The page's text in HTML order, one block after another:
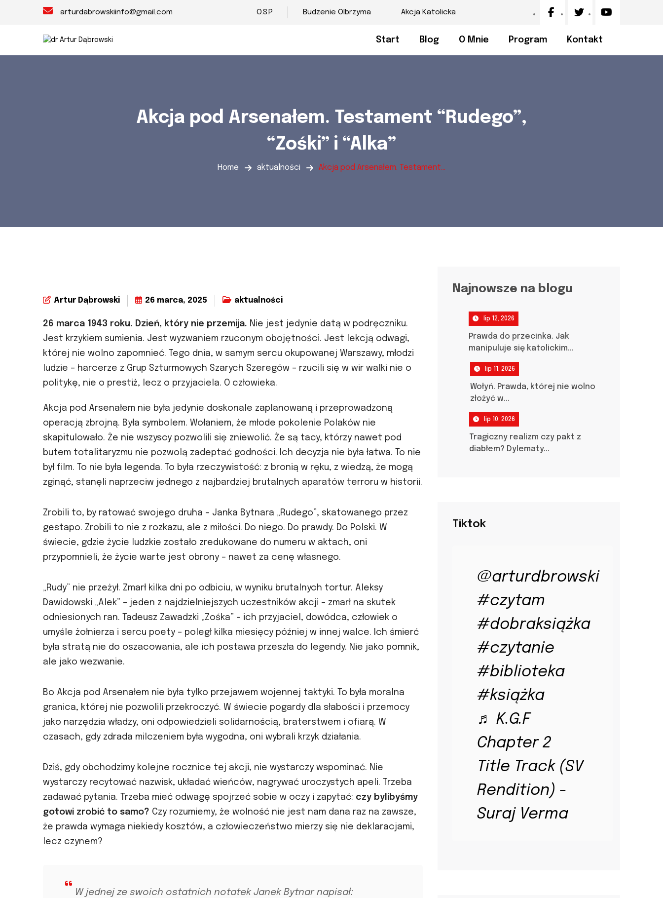
arturdabrowskiinfo@gmail.com O.S.P Budzenie Olbrzyma Akcja Katolicka
Start Blog O Mnie Program Kontakt
Akcja pod Arsenałem. Testament “Rudego”,
“Zośki” i “Alka”
Home aktualności Akcja pod Arsenałem. Testament...
Artur Dąbrowski 26 marca, 2025 aktualności
26 marca 1943 roku. Dzień, który nie przemija. Nie jest jedynie datą w podręczniku.
Jest krzykiem sumienia. Jest wyzwaniem rzuconym obojętności. Jest lekcją odwagi,
której nie wolno zapomnieć. Tego dnia, w samym sercu okupowanej Warszawy, młodzi
ludzie – harcerze z Grup Szturmowych Szarych Szeregów – rzucili się w wir walki nie o
politykę, nie o prestiż, lecz o przyjaciela. O człowieka.
Akcja pod Arsenałem nie była jedynie doskonale zaplanowaną i przeprowadzoną
operacją zbrojną. Była symbolem. Wołaniem, że młode pokolenie Polaków nie
skapitulowało. Że nie wszyscy pozwolili się zniewolić. Że są tacy, którzy nawet pod
butem totalitaryzmu nie pozwolą zadeptać godności. Ich decyzja nie była łatwa. To nie
był film. To nie była legenda. To była rzeczywistość: z bronią w ręku, z wiedzą, że mogą
zginąć, stanęli naprzeciw jednego z najbardziej brutalnych aparatów terroru w historii.
Zrobili to, by ratować swojego druha – Janka Bytnara „Rudego”, skatowanego przez
gestapo. Zrobili to nie z rozkazu, ale z miłości. Do niego. Do prawdy. Do Polski. W
świecie, gdzie życie ludzkie zostało zredukowane do numeru w aktach, oni
przypomnieli, że życie warte jest obrony – nawet za cenę własnego.
„Rudy” nie przeżył. Zmarł kilka dni po odbiciu, w wyniku brutalnych tortur. Aleksy
Dawidowski „Alek” – jeden z najdzielniejszych uczestników akcji – zmarł na skutek
odniesionych ran. Tadeusz Zawadzki „Zośka” – ich przyjaciel, dowódca, człowiek o
umyśle żołnierza i sercu poety – poległ kilka miesięcy później w innej walce. Ich śmierć
była stratą nie do oszacowania, ale ich postawa przeszła do legendy. Nie jako pomnik,
ale jako wezwanie.
Bo Akcja pod Arsenałem nie była tylko przejawem wojennej taktyki. To była moralna
granica, której nie pozwolili przekroczyć. W świecie pogardy dla słabości i przemocy
jako narzędzia władzy, oni odpowiedzieli solidarnością, braterstwem i ofiarą. W
czasach, gdy zdrada milczeniem była wygodna, oni wybrali krzyk działania.
Dziś, gdy obchodzimy kolejne rocznice tej akcji, nie wystarczy wspominać. Nie
wystarczy recytować nazwisk, układać wieńców, nagrywać uroczystych apeli. Trzeba
zadawać pytania. Trzeba mieć odwagę spojrzeć sobie w oczy i zapytać: czy bylibyśmy
gotowi zrobić to samo? Czy rozumiemy, że wolność nie jest nam dana raz na zawsze,
że prawda wymaga niekiedy kosztów, a człowieczeństwo mierzy się nie deklaracjami,
lecz czynem?
W jednej ze swoich ostatnich notatek Janek Bytnar napisał:
Najnowsze na blogu
lip 12, 2026
Prawda do przecinka. Jak
manipuluje się katolickim...
lip 11, 2026
Wołyń. Prawda, której nie wolno
złożyć w...
lip 10, 2026
Tragiczny realizm czy pakt z
diabłem? Dylematy...
Tiktok
@arturdbrowski
#czytam
#dobraksiążka
#czytanie
#biblioteka
#książka
♬ K.G.F
Chapter 2
Title Track (SV
Rendition) -
Suraj Verma